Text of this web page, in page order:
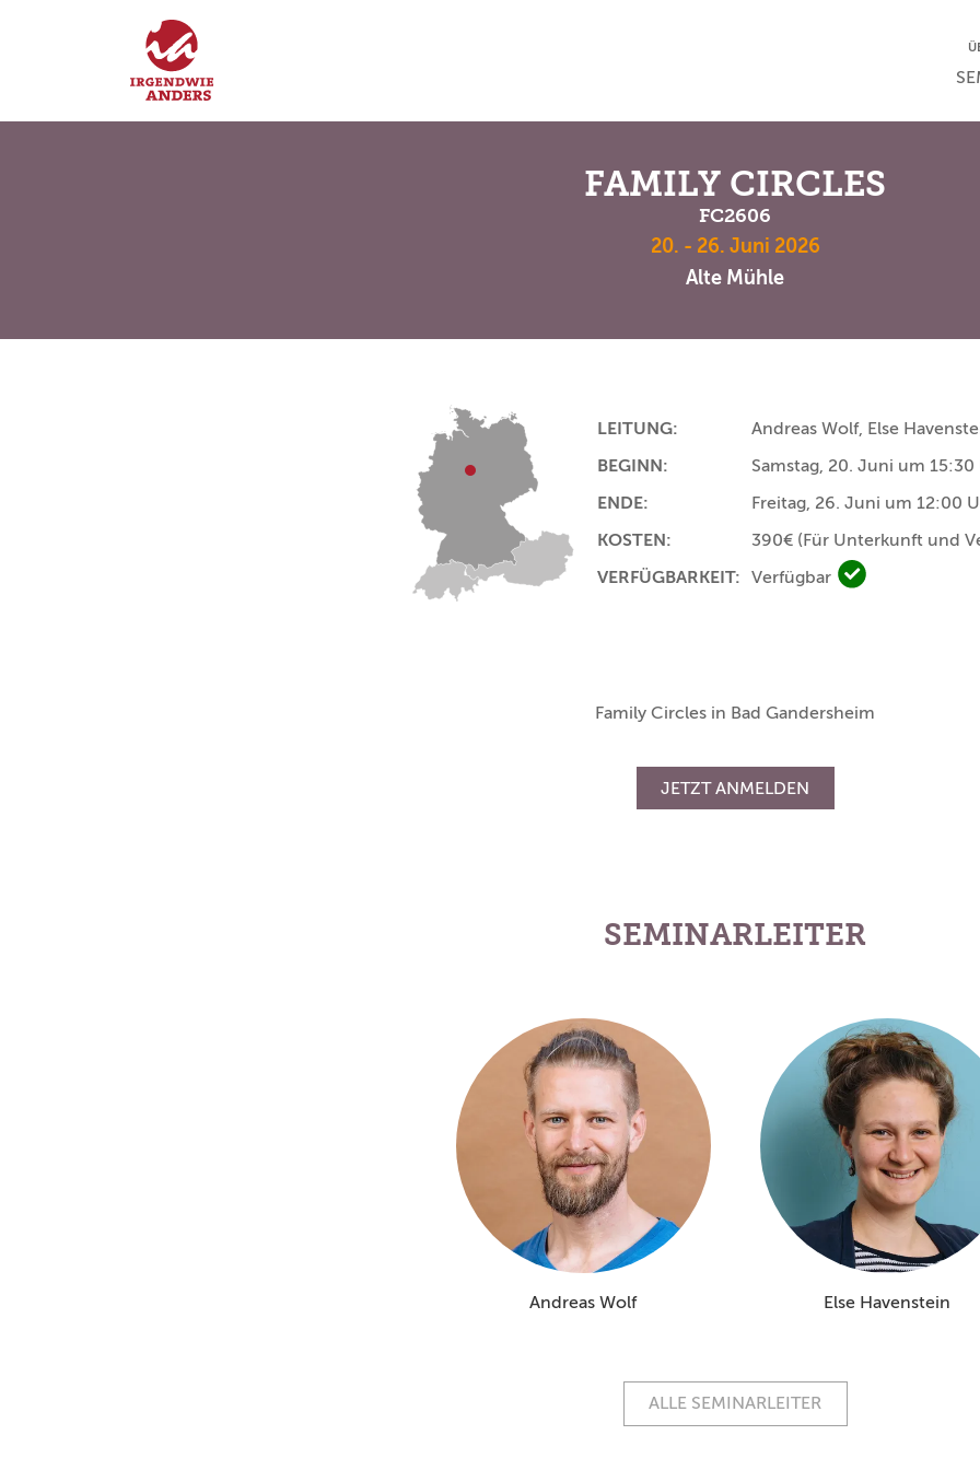
FAMILY CIRCLES
FC2606
20. - 26. Juni 2026
Alte Mühle
LEITUNG:
Andreas Wolf, Else
BEGINN:
Samstag, 20. Juni um 15:30
ENDE:
Freitag, 26. Juni um 12:00
KOSTEN:
390€ (Für Unterkunft und
VERFÜGBARKEIT: Verfügbar Verfügbar
Family Circles in Bad Gandersheim
JETZT ANMELDEN
SEMINARLEITER
Andreas Wolf Else Havenstein
ALLE SEMINARLEITER